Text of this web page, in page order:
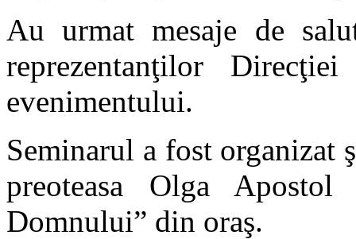
Au urmat mesaje de
reprezentanţilor
evenimentului.
Seminarul a fost organizat
preoteasa Olga
Domnului” din oraş.